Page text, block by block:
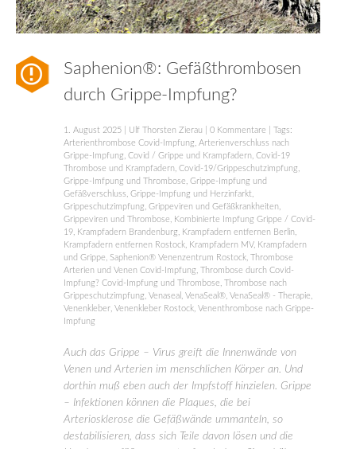
Saphenion®: Gefäßthrombosen
durch Grippe-Impfung?
1. August 2025 Ulf Thorsten Zierau 0 Kommentare | Tags:
Arterienthrombose Covid-Impfung, Arterienverschluss nach
Grippe-Impfung, Covid / Grippe und Krampfadern, Covid-19
Thrombose und Krampfadern, Covid-19/Grippeschutzimpfung,
Grippe-Imfpung und Thrombose, Grippe-Impfung und
Gefäßverschluss, Grippe-Impfung und Herzinfarkt,
Grippeschutzimpfung, Grippeviren und Gefäßkrankheiten,
Grippeviren und Thrombose, Kombinierte Impfung Grippe / Covid-
19, Krampfadern Brandenburg, Krampfadern entfernen Berlin,
Krampfadern entfernen Rostock, Krampfadern MV, Krampfadern
und Grippe, Saphenion® Venenzentrum Rostock, Thrombose
Arterien und Venen Covid-Impfung, Thrombose durch Covid-
Impfung? Covid-Impfung und Thrombose, Thrombose nach
Grippeschutzimpfung, Venaseal , VenaSeal®, VenaSeal® - Therapie,
Venenkleber, Venenkleber Rostock, Venenthrombose nach Grippe-
Impfung
Auch das Grippe – Virus greift die Innenwände von
Venen und Arterien im menschlichen Körper an. Und
dorthin muß eben auch der Impfstoff hinzielen. Grippe
– Infektionen können die Plaques, die bei
Arteriosklerose die Gefäßwände ummanteln, so
destabilisieren, dass sich Teile davon lösen und die